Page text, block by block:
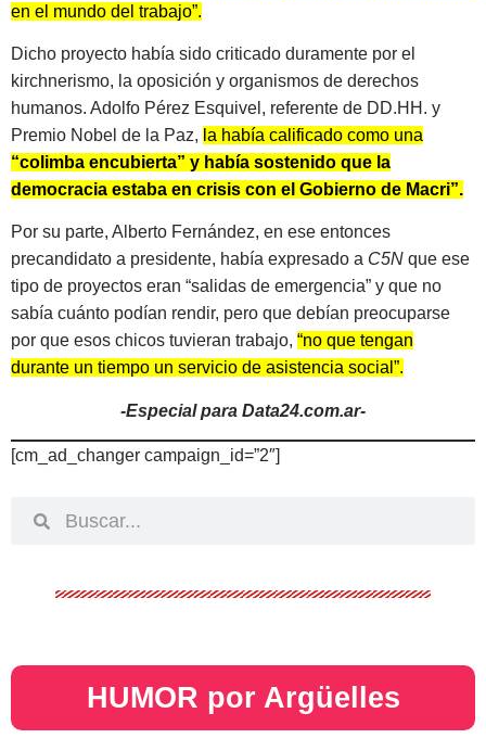
en el mundo del trabajo”.
Dicho proyecto había sido criticado duramente por el
kirchnerismo, la oposición y organismos de derechos
humanos. Adolfo Pérez Esquivel, referente de DD.HH. y
Premio Nobel de la Paz, la había calificado como una
“colimba encubierta” y había sostenido que la
democracia estaba en crisis con el Gobierno de Macri”.
Por su parte, Alberto Fernández, en ese entonces
precandidato a presidente, había expresado a C5N que ese
tipo de proyectos eran “salidas de emergencia” y que no
sabía cuánto podían rendir, pero que debían preocuparse
por que esos chicos tuvieran trabajo, “no que tengan
durante un tiempo un servicio de asistencia social”.
-Especial para Data24.com.ar-
[cm_ad_changer campaign_id=”2″]
HUMOR por Argüelles​